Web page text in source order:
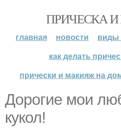
ПРИЧЕСКА
главная новости
виды
как делать
прически и макияж на
Дорогие мои
кукол!